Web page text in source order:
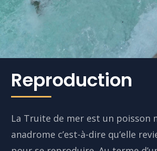
Reproduction
La Truite de mer est un poisson
anadrome c’est-à-dire qu’elle